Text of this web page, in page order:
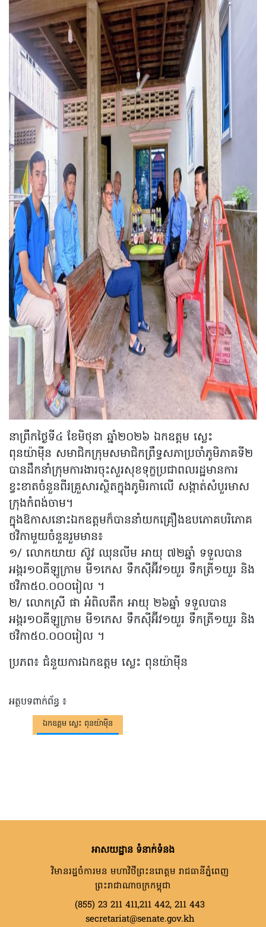
នាព្រឹកថ្ងៃទី៤ ខែមិថុនា ឆ្នាំ២០២៦ ឯកឧត្តម ស្លេះ
ពុនយ៉ាម៉ីន សមាជិកក្រុមសមាជិកព្រឹទ្ធសភាប្រចាំភូមិភាគទី២
បានដឹកនាំក្រុមការងារចុះសួរសុខទុក្ខប្រជាពលរដ្ឋមានការ
ខ្វះខាតចំនួនពីរគ្រួសារស្ថិតក្នុងភូមិរកាលើ សង្កាត់សំបួរមាស
ក្រុងកំពង់ចាម។
ក្នុងឱកាសនោះឯកឧត្តមក៏បាននាំយកគ្រឿងឧបភោគបរិភោគ
ថវិកាមួយចំនួនរួមមាន៖
១/ លោកយាយ ស៊ូវ ឈុនលីម អាយុ ៧២ឆ្នាំ ទទួលបាន
អង្ករ១០គីឡូក្រាម មី១កេស ទឹកស៊ីអ៊ីវ១យួរ ទឹកត្រី១យួរ និង
ថវិកា៥០.០០០រៀល ។
២/ លោកស្រី ផា អំពិលតឹក អាយុ ២៦ឆ្នាំ ទទួលបាន
អង្ករ១០គីឡូក្រាម មី១កេស ទឹកស៊ីអ៊ីវ១យួរ ទឹកត្រី១យួរ និង
ថវិកា៥០.០០០រៀល ។
ប្រភព៖ ជំនួយការឯកឧត្តម ស្លេះ ពុនយ៉ាម៉ីន
អត្ថបទពាក់ព័ន្ធ ៖
ឯកឧត្តម ស្លេះ ពុនយ៉ាម៉ីន
អាសយដ្ឋាន ទំនាក់ទំនង
វិមានរដ្ឋចំការមន មហាវិថីព្រះនរោត្តម រាជធានីភ្នំពេញ
ព្រះរាជាណាចក្រកម្ពុជា
(855) 23 211 411,211 442, 211 443
secretariat@senate.gov.kh